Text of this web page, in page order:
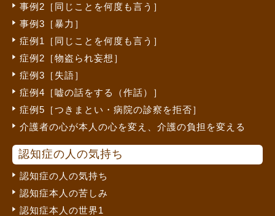
事例2［同じことを何度も言う］
事例3［暴力］
症例1［同じことを何度も言う］
症例2［物盗られ妄想］
症例3［失語］
症例4［嘘の話をする（作話）］
症例5［つきまとい・病院の診察を拒否］
介護者の心が本人の心を変え、介護の負担を変える
認知症の人の気持ち
認知症の人の気持ち
認知症本人の苦しみ
認知症本人の世界1